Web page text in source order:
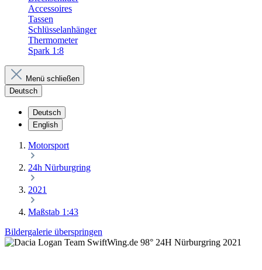
Accessoires
Tassen
Schlüsselanhänger
Thermometer
Spark 1:8
Menü schließen
Deutsch
Deutsch
English
Motorsport
24h Nürburgring
2021
Maßstab 1:43
Bildergalerie überspringen